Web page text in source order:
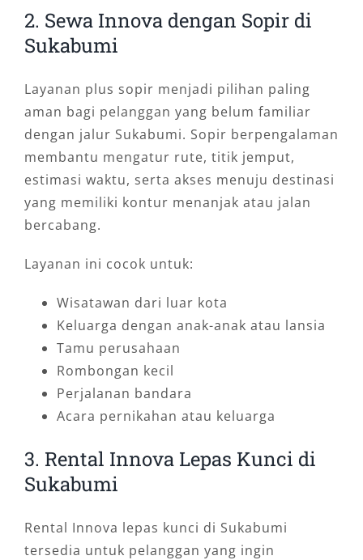
2. Sewa Innova dengan Sopir di
Sukabumi
Layanan plus sopir menjadi pilihan paling
aman bagi pelanggan yang belum familiar
dengan jalur Sukabumi. Sopir berpengalaman
membantu mengatur rute, titik jemput,
estimasi waktu, serta akses menuju destinasi
yang memiliki kontur menanjak atau jalan
bercabang.
Layanan ini cocok untuk:
Wisatawan dari luar kota
Keluarga dengan anak-anak atau lansia
Tamu perusahaan
Rombongan kecil
Perjalanan bandara
Acara pernikahan atau keluarga
3. Rental Innova Lepas Kunci di
Sukabumi
Rental Innova lepas kunci di Sukabumi
tersedia untuk pelanggan yang ingin